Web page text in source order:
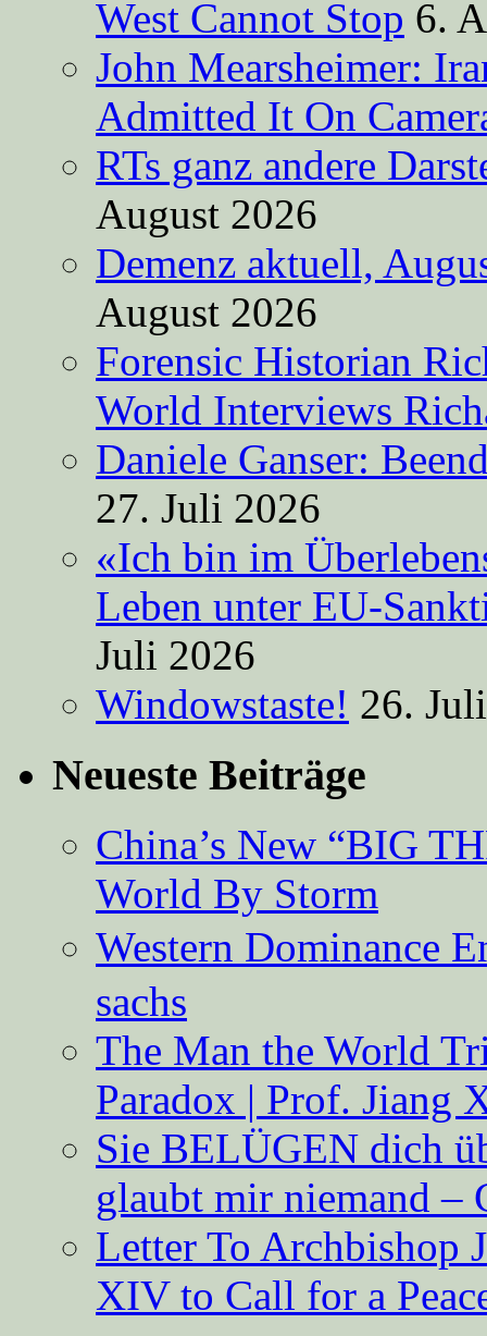
West Cannot Stop 6.
John Mearsheimer:
Admitted It On
RTs ganz andere
August 2026
Demenz aktuell,
August 2026
Forensic Historian
World Interviews
Daniele Ganser:
27. Juli 2026
«Ich bin im
Leben unter EU-
Juli 2026
Windowstaste! 26.
Neueste Beiträge
China’s New “BIG
World By Storm
Western Dominance
sachs
The Man the World
Paradox | Prof. Jiang
Sie BELÜGEN dich
glaubt mir niemand –
Letter To Archbishop
XIV to Call for a